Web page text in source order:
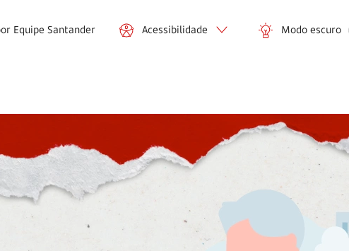
Equipe Santander Acessibilidade Modo escuro